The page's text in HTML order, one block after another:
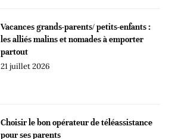
Vacances grands-parents/ petits-enfants :
les alliés malins et nomades à emporter
partout
21 juillet 2026
Choisir le bon opérateur de téléassistance
pour ses parents